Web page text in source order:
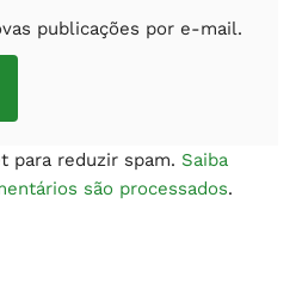
publicações por e-mail.
para reduzir spam. Saiba
são processados.